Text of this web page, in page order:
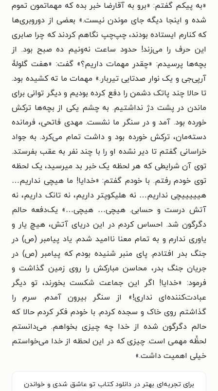
«به پیکم گفتم: «برو به آقارضا خبر بده که مهماتمون تموم
شده و اینجا دیگه جای موندن نیست.» بعضی از دوروبری‌ها
که کنارم ایستاده بودند، چپ‌چپ نگاهم کردند که چرا صابری
این حرف را می‌زند! حدود ساعت نه‌ونیم ده صبح بود. از
بچه‌ها پرسیدم: «چقدر مهمات داریم؟» گفت: «هفت گلولۀ
آرپی‌جی و یک نوار صدتایی تیربار.» مهمات ما ته کشیده بود.
تا حالا چند پاتک دشمن را دفع کرده بودیم و دیگر توانی برای
ماندن در پشت دژ نداشتیم. به چشم یکی از بچه‌ها ترکش
خورده بود. آمد و در سنگر ما نشست. مهدی فاتحی، فرمانده
دسته‌مان، ترکش خورده بود و داشت تمام می‌کرد. به جواد
خراسانی گفتم تا دیر نشده او را با چند نفر به عقب بفرستد.
توی آن شرایطی که هر لحظه یک خبر بد میرسید، یک لحظه
توی خودم رفتم. با خودم گفتم: «خدایا! ما هیچی نداریم…
هیییییچی نداریم… نه هلیکوپتر داریم، نه تانک داریم، نه
آتش درست و حسابی. هیچی… هیچی…» یک‌دفعه حالم
دگرگون شد. احساس کردم در این دریای آتش، هیچ یار و
یاوری ندارم و به تمام معنا ناامید شدم. یاد پیامبر (ص) در
جنگ بدر افتادم. پای منبر شنیده بودم که پیامبر (ص) در
جریان جنگ بدر، محاسن مبارکش را روی زمین گذاشت و
فرمود: «خدایا! اگر این جماعت شکست بخورند، تو دیگر
عبادت‌کننده‌ای نداری!» از سنگر بیرون آمدم. سرم را
گذاشتم روی خاک و سجده کردم. با خودم فکر کردم حالا که
حالم دگرگون شده از خدا چه چیزی بخواهم. می‌دانستم
لحظٔە مهمی است. چیزی که در این لحظه از خدا می‌خواستم
خیلی اهمیت داشت.»
برای تجربه‌ای بهتر در دانلود کتاب تو عاشق شدی و خواندن